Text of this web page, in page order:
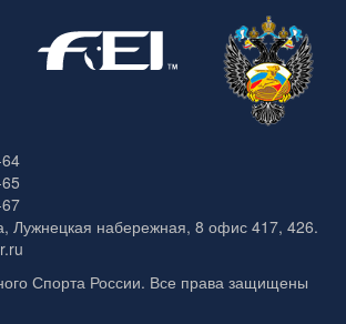
Лужнецкая набережная, 8 офис 417, 426.
Спорта России. Все права защищены